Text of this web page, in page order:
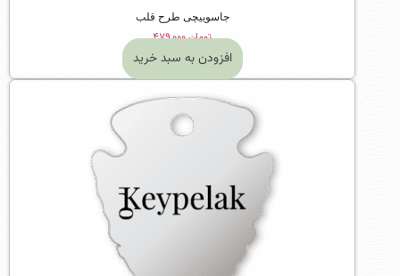
جاسوییچی طرح قلب
تومان۴۷۹,۰۰۰
افزودن به سبد خرید